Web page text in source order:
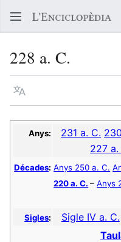
228 a. C.
Llegir en un atre idioma
Anys: 231 a. C.
227 a.
Décades: Anys 250 a. C.
220 a. C. –Anys
Sigles: Sigle IV a. C.